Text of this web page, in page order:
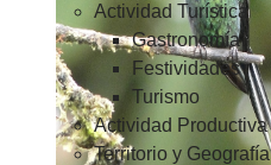
Actividad Turística
Gastronomía
Festividades
Turismo
Actividad Productiva
Territorio y Geografía